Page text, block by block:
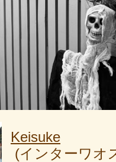
Keisuke
(インターワオ